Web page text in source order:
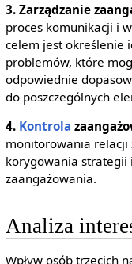
3. Zarządzanie
proces komunikacji i
celem jest określenie
problemów, które
odpowiednie
do poszczególnych
4. Kontrola
monitorowania relacji
korygowania strategii
zaangażowania.
Analiza
Wpływ osób trzecich